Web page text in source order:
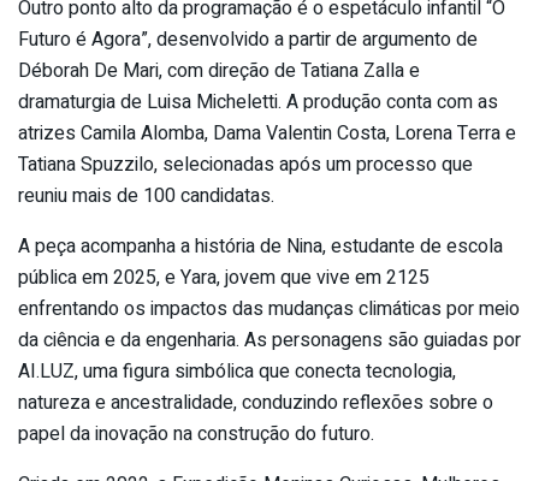
Outro ponto alto da programação é o espetáculo infantil “O
Futuro é Agora”, desenvolvido a partir de argumento de
Déborah De Mari, com direção de Tatiana Zalla e
dramaturgia de Luisa Micheletti. A produção conta com as
atrizes Camila Alomba, Dama Valentin Costa, Lorena Terra e
Tatiana Spuzzilo, selecionadas após um processo que
reuniu mais de 100 candidatas.
A peça acompanha a história de Nina, estudante de escola
pública em 2025, e Yara, jovem que vive em 2125
enfrentando os impactos das mudanças climáticas por meio
da ciência e da engenharia. As personagens são guiadas por
AI.LUZ, uma figura simbólica que conecta tecnologia,
natureza e ancestralidade, conduzindo reflexões sobre o
papel da inovação na construção do futuro.